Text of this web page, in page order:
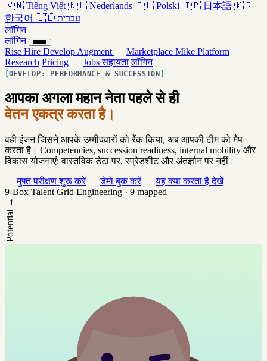
🇻🇳 Tiếng Việt 🇳🇱 Nederlands 🇵🇱 Polski 🇯🇵 日本語 🇰🇷
한국어 🇮🇱 עברית
लॉगिन
लॉगिन
Rise Hire Develop Augment Marketplace Mike Platform
Research Pricing Jobsसहायता लॉगिन
DEVELOP: PERFORMANCE & SUCCESSION
आपका अगला महान नेता पहले से ही
वेतन एकत्र करता है।
वही इंजन जिसने आपके उम्मीदवारों को रैंक किया, अब आपकी टीम को मैप
करता है। Competencies, succession readiness, internal mobility और
विकास योजनाएं: वास्तविक डेटा पर, स्प्रेडशीट और अंतर्ज्ञान पर नहीं।
मुफ्त परीक्षण शुरू करें
डेमो बुक करें
यह क्या करता है देखें
9-Box Talent Grid Engineering · 9 mapped
Potential →